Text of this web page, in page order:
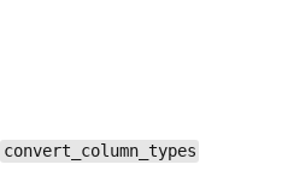
convert_column_types